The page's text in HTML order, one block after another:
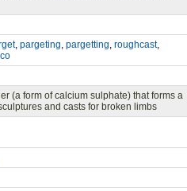
, pargeting, pargetting, roughcast,
(a form of calcium sulphate) that forms a
and casts for broken limbs